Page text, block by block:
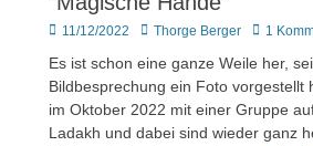
Veröffentlicht
11/12/2022 Author
Thorge Berger 1
Es ist schon eine ganze Weile her,
Bildbesprechung ein Foto vorgestellt
im Oktober 2022 mit einer Gruppe
Ladakh und dabei sind wieder ganz